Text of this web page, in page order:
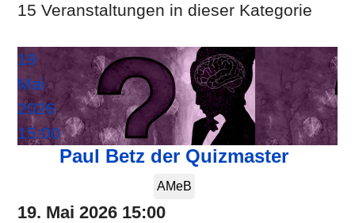
15 Veranstaltungen in dieser Kategorie
19
Mai
2026
15:00
Paul Betz der Quizmaster
AMeB
19. Mai 2026 15:00